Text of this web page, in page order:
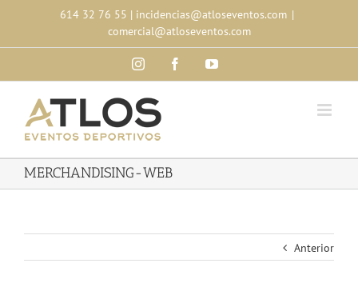
content
614 32 76 55 | incidencias@atloseventos.com |
comercial@atloseventos.com
InstagramFacebookYouTube
MERCHANDISING-WEB
Anterior